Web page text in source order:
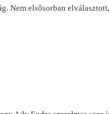
Nem elsősorban